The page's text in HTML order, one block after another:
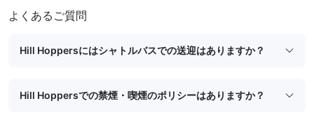
よくあるご質問
Hill Hoppersにはシャトルバスでの送迎はありますか？
Hill Hoppersでの禁煙・喫煙のポリシーはありますか？